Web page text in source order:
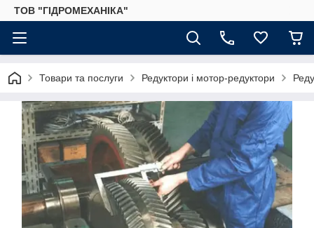
ТОВ "ГІДРОМЕХАНІКА"
Товари та послуги Редуктори і мотор-редуктори